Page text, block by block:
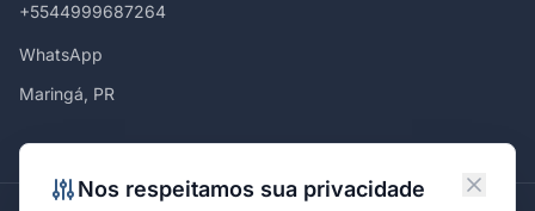
+5544999687264
WhatsApp
Maringá, PR
Nos respeitamos sua privacidade